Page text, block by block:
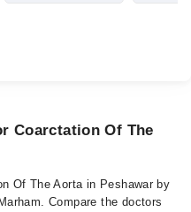
Coarctation Of The
Of The Aorta in Peshawar by
Compare the doctors